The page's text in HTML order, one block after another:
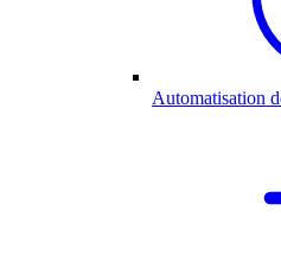
Automatisation